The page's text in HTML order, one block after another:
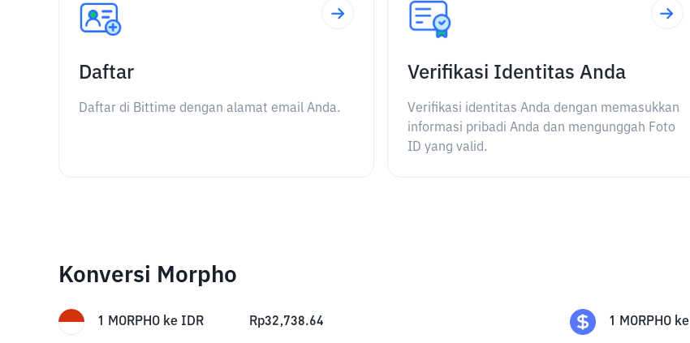
Daftar
Daftar di Bittime dengan alamat email Anda.
Verifikasi Identitas Anda
Verifikasi identitas Anda dengan memasukkan
informasi pribadi Anda dan mengunggah Foto
ID yang valid.
Konversi Morpho
1 MORPHO ke IDR Rp32,738.64 1 MORPHO ke